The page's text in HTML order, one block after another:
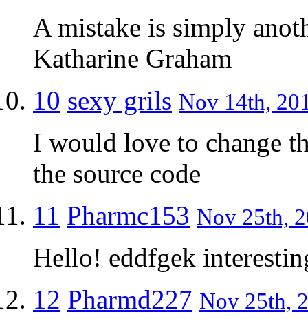
A mistake is simply
Katharine Graham
10 sexy grils Nov 14th,
I would love to change
the source code
11 Pharmc153 Nov 25th,
Hello! eddfgek
12 Pharmd227 Nov 25th,